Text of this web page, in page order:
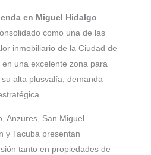
en Miguel Hidalgo
como una de las
inmobiliario de la Ciudad de
una excelente zona para
alta plusvalía, demanda
Anzures, San Miguel
y Tacuba presentan
tanto en propiedades de